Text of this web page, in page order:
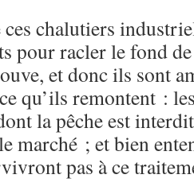
chalutiers
pour racler le fond
et donc ils sont
qu’ils remontent :
la pêche est
marché ; et bien
pas à ce